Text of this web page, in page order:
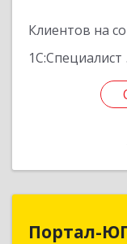
Клиентов на
1С:Специалист
Портал-